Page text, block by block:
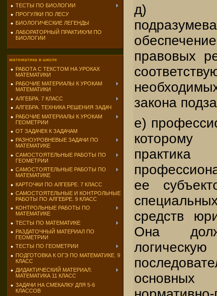
ТЕСТЫ ПО БИОЛОГИИ
ПРОГУЛКИ ПО ЛЕСУ
БИОЛОГИЧЕСКИЕ ЛЕГЕНДЫ
ЛАБОРАТОРНЫЙ ПРАКТИКУМ ПО
БИОЛОГИИ
математика в школе
РАБОТА С ТЕКСТОМ НА УРОКАХ
МАТЕМАТИКИ
РАБОЧИЕ МАТЕРИАЛЫ К УРОКАМ
МАТЕМАТИКИ
АЛГЕБРА. 7 КЛАСС
АЛГЕБРА. ТЕХНИКА РЕШЕНИЯ ЗАДАЧ
РАБОЧИЕ МАТЕРИАЛЫ К УРОКАМ
ГЕОМЕТРИИ
ОТ ЗАДАЧЕК К ЗАДАЧАМ
РАЗНОУРОВНЕВЫЕ ЗАДАЧИ ПО
МАТЕМАТИКЕ
САМОСТОЯТЕЛЬНЫЕ РАБОТЫ ПО
ГЕОМЕТРИИ
САМОСТОЯТЕЛЬНЫЕ РАБОТЫ ПО
МАТЕМАТИКЕ
КАРТОЧКИ ПО АЛГЕБРЕ. 7 КЛАСС
САМОСТОЯТЕЛЬНЫЕ И КОНТРОЛЬНЫЕ
РАБОТЫ ПО АЛГЕБРЕ. 9 КЛАСС
КОНТРОЛЬНЫЕ РАБОТЫ ПО
МАТЕМАТИКЕ
ТЕСТЫ ПО МАТЕМАТИКЕ
РАЗДАТОЧНЫЙ МАТЕРИАЛ ПО
ГЕОМЕТРИИ
ТЕСТЫ ПО ГЕОМЕТРИИ
ПОДГОТОВКА К ОГЭ ПО МАТЕМАТИКЕ. 9
КЛАСС
ДИДАКТИЧЕСКИЙ МАТЕРИАЛ.
МАТЕМАТИКА 11 КЛАСС
ЗАДАЧИ НА СМЕКАЛКУ ДЛЯ 5-6
КЛАССОВ
д)
правовых
закона
е)
которому
ее
средств
Она
логическую